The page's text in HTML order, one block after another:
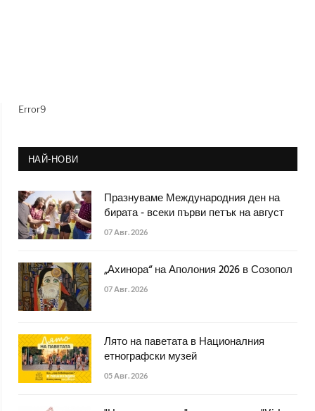
Error9
НАЙ-НОВИ
Празнуваме Международния ден на
бирата - всеки първи петък на август
07 Авг. 2026
„Ахинора“ на Аполония 2026 в Созопол
07 Авг. 2026
Лято на паветата в Националния
етнографски музей
05 Авг. 2026